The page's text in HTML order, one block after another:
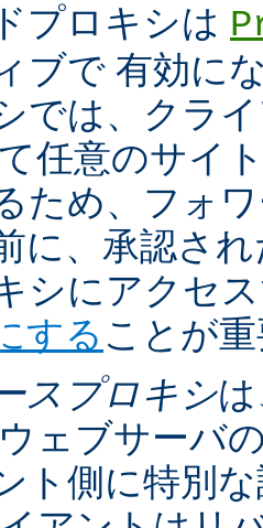
プロキシは
ブで 有効に
では、クラ
任意のサイ
ため、フォ
に、承認さ
シにアクセ
する ことが
スプロキシ
ェブサーバ
ト側に特別